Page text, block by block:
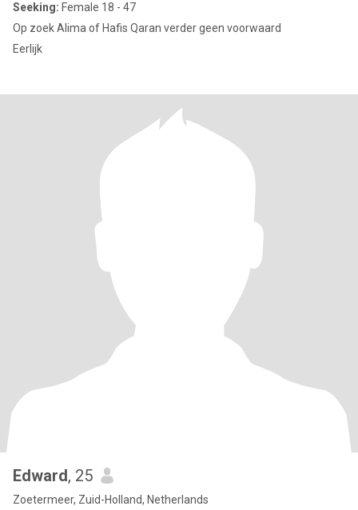
Seeking: Female 18 - 47
Op zoek Alima of Hafis Qaran verder geen voorwaard
Eerlijk
Edward, 25
Zoetermeer, Zuid-Holland, Netherlands